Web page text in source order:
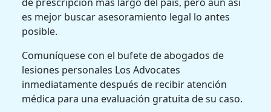
es mejor buscar asesoramiento legal lo antes
posible.
Comuníquese con el bufete de abogados de
lesiones personales Los Advocates
inmediatamente después de recibir atención
médica para una evaluación gratuita de su caso.